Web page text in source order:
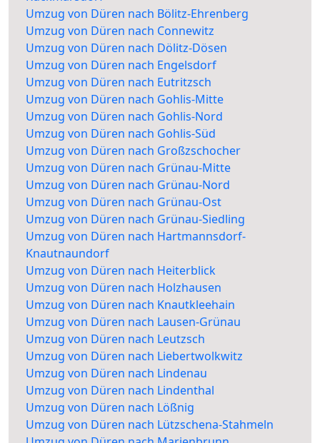
Umzug von Düren nach Bölitz-Ehrenberg
Umzug von Düren nach Connewitz
Umzug von Düren nach Dölitz-Dösen
Umzug von Düren nach Engelsdorf
Umzug von Düren nach Eutritzsch
Umzug von Düren nach Gohlis-Mitte
Umzug von Düren nach Gohlis-Nord
Umzug von Düren nach Gohlis-Süd
Umzug von Düren nach Großzschocher
Umzug von Düren nach Grünau-Mitte
Umzug von Düren nach Grünau-Nord
Umzug von Düren nach Grünau-Ost
Umzug von Düren nach Grünau-Siedling
Umzug von Düren nach Hartmannsdorf-
Knautnaundorf
Umzug von Düren nach Heiterblick
Umzug von Düren nach Holzhausen
Umzug von Düren nach Knautkleehain
Umzug von Düren nach Lausen-Grünau
Umzug von Düren nach Leutzsch
Umzug von Düren nach Liebertwolkwitz
Umzug von Düren nach Lindenau
Umzug von Düren nach Lindenthal
Umzug von Düren nach Lößnig
Umzug von Düren nach Lützschena-Stahmeln